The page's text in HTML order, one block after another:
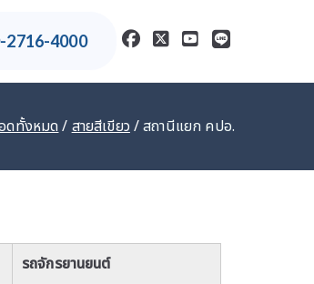
2716-4000
ดทั้งหมด สายสีเขียว สถานีแยก คปอ.
รถจักรยานยนต์